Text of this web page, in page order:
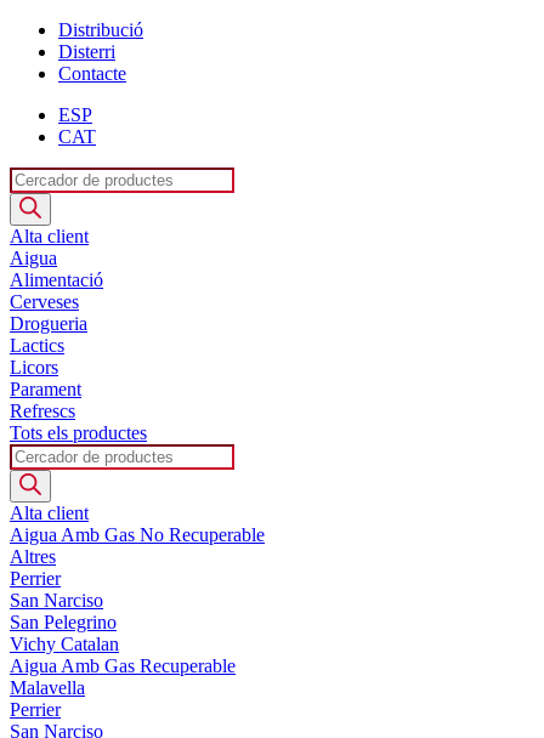
Distribució
Disterri
Contacte
ESP
CAT
Products
search
Alta client
Aigua
Alimentació
Cerveses
Drogueria
Lactics
Licors
Parament
Refrescs
Tots els productes
Products
search
Alta client
Aigua Amb Gas No Recuperable
Altres
Perrier
San Narciso
San Pelegrino
Vichy Catalan
Aigua Amb Gas Recuperable
Malavella
Perrier
San Narciso